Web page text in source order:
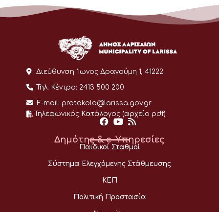
Διεύθυνση: Ίωνος Δραγούμη 1, 41222
Τηλ. Κέντρο: 2413 500 200
E-mail: protokolo@larissa.gov.gr
Τηλεφωνικός Κατάλογος (αρχείο pdf)
Δημότης & e-Υπηρεσίες
Παιδικοί Σταθμοί
Σύστημα Ελεγχόμενης Στάθμευσης
ΚΕΠ
Πολιτική Προστασία